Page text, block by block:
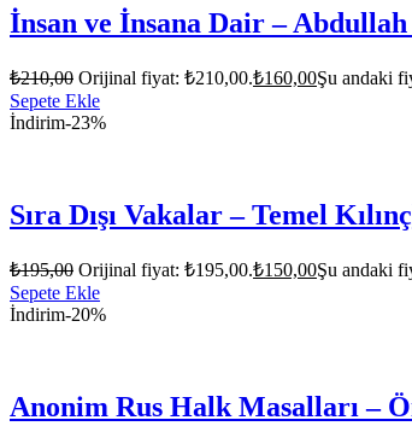
İnsan ve İnsana Dair –
₺210,00 Orijinal fiyat: ₺210,00.₺160,00Şu andaki
Sepete Ekle
İndirim-23%
Sıra Dışı Vakalar – Temel
₺195,00 Orijinal fiyat: ₺195,00.₺150,00Şu andaki
Sepete Ekle
İndirim-20%
Anonim Rus Halk Masalları –